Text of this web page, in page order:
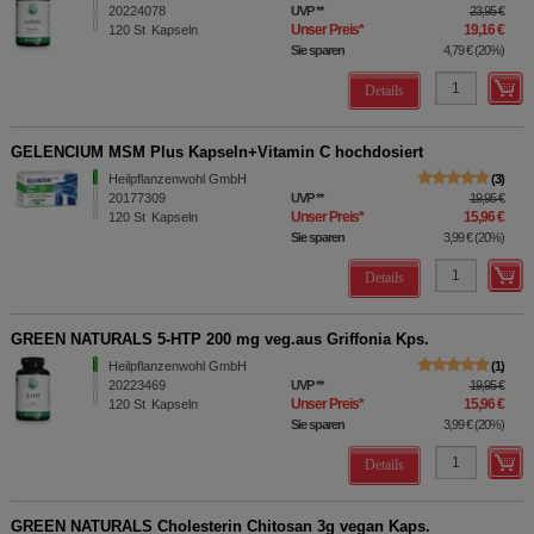
20224078
120 St Kapseln
UVP** 23,95 €
Unser Preis* 19,16 €
Sie sparen 4,79 €(20%)
Details
GELENCIUM MSM Plus Kapseln+Vitamin C hochdosiert
Heilpflanzenwohl GmbH
20177309
120 St Kapseln
3
UVP** 19,95 €
Unser Preis* 15,96 €
Sie sparen 3,99 €(20%)
Details
GREEN NATURALS 5-HTP 200 mg veg.aus Griffonia Kps.
Heilpflanzenwohl GmbH
20223469
120 St Kapseln
1
UVP** 19,95 €
Unser Preis* 15,96 €
Sie sparen 3,99 €(20%)
Details
GREEN NATURALS Cholesterin Chitosan 3g vegan Kaps.